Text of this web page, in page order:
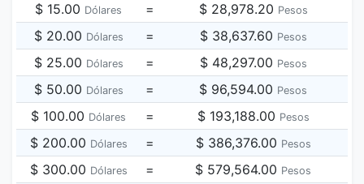
$ 15.00 Dólares = $ 28,978.20 Pesos
$ 20.00 Dólares = $ 38,637.60 Pesos
$ 25.00 Dólares = $ 48,297.00 Pesos
$ 50.00 Dólares = $ 96,594.00 Pesos
$ 100.00 Dólares = $ 193,188.00 Pesos
$ 200.00 Dólares = $ 386,376.00 Pesos
$ 300.00 Dólares = $ 579,564.00 Pesos